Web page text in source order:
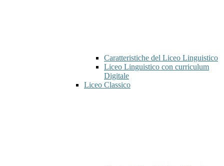
Caratteristiche del Liceo Linguistico
Liceo Linguistico con curriculum
Digitale
Liceo Classico